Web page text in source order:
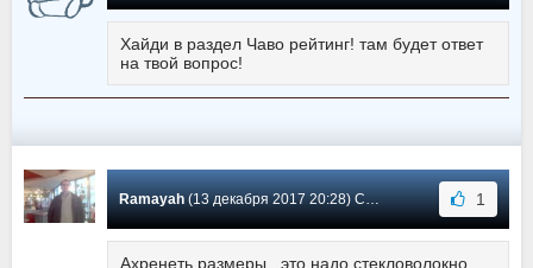
Хайди в раздел Чаво рейтинг! там будет ответ
на твой вопрос!
Ramayah(13 декабря 2017 20:28) Сообщение #23 1
Ахренеть размеры...это надо стекловолокно